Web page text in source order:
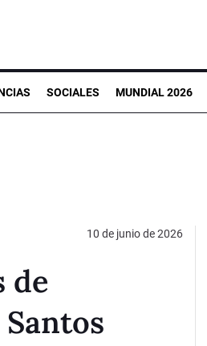
SOCIALES MUNDIAL 2026
10 de junio de 2026
de